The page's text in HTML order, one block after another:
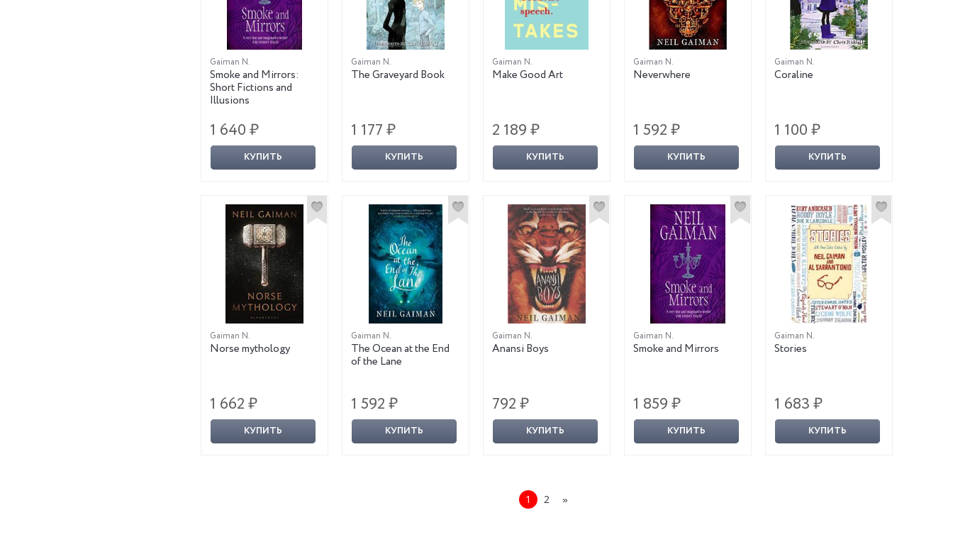
Gaiman N.
Smoke and Mirrors:
Short Fictions and
Illusions
1 640 ₽
КУПИТЬ
Gaiman N.
The Graveyard Book
1 177 ₽
КУПИТЬ
Gaiman N.
Make Good Art
2 189 ₽
КУПИТЬ
Gaiman N.
Neverwhere
1 592 ₽
КУПИТЬ
Gaiman N.
Coraline
1 100 ₽
КУПИТЬ
Gaiman N.
Norse mythology
1 662 ₽
КУПИТЬ
Gaiman N.
The Ocean at the End
of the Lane
1 592 ₽
КУПИТЬ
Gaiman N.
Anansi Boys
792 ₽
КУПИТЬ
Gaiman N.
Smoke and Mirrors
1 859 ₽
КУПИТЬ
Gaiman N.
Stories
1 683 ₽
КУПИТЬ
1 2 »